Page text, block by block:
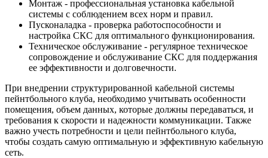
Монтаж - профессиональная установка кабельной
системы с соблюдением всех норм и правил.
Пусконаладка - проверка работоспособности и
настройка СКС для оптимального функционирования.
Техническое обслуживание - регулярное техническое
сопровождение и обслуживание СКС для поддержания
ее эффективности и долговечности.
При внедрении структурированной кабельной системы
пейнтбольного клуба, необходимо учитывать особенности
помещения, объем данных, которые должны передаваться, и
требования к скорости и надежности коммуникации. Также
важно учесть потребности и цели пейнтбольного клуба,
чтобы создать самую оптимальную и эффективную кабельную
сеть.